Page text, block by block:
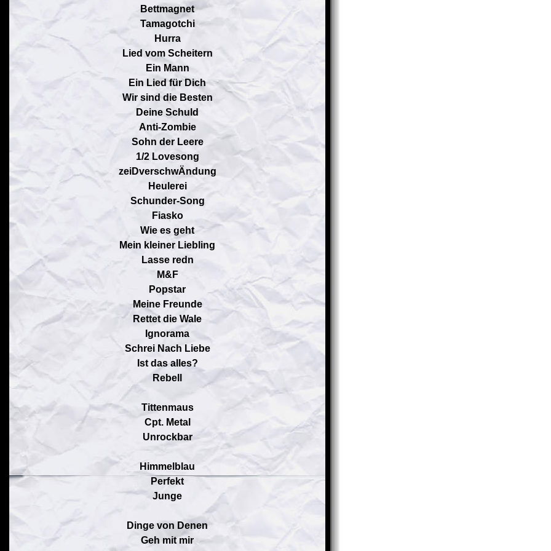
Bettmagnet
Tamagotchi
Hurra
Lied vom Scheitern
Ein Mann
Ein Lied für Dich
Wir sind die Besten
Deine Schuld
Anti-Zombie
Sohn der Leere
1/2 Lovesong
zeiDverschwÄndung
Heulerei
Schunder-Song
Fiasko
Wie es geht
Mein kleiner Liebling
Lasse redn
M&F
Popstar
Meine Freunde
Rettet die Wale
Ignorama
Schrei Nach Liebe
Ist das alles?
Rebell
Tittenmaus
Cpt. Metal
Unrockbar
Himmelblau
Perfekt
Junge
Dinge von Denen
Geh mit mir